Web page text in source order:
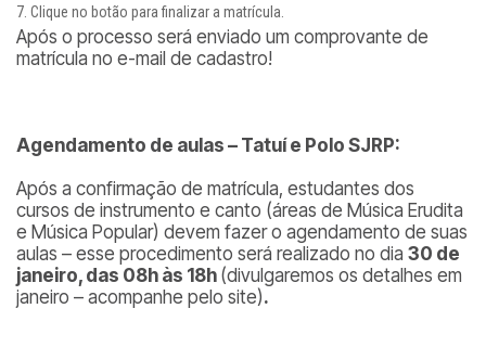
Clique no botão para finalizar a matrícula.
Após o processo será enviado um comprovante de
matrícula no e-mail de cadastro!
Agendamento de aulas – Tatuí e Polo SJRP:
Após a confirmação de matrícula, estudantes dos
cursos de instrumento e canto (áreas de Música Erudita
e Música Popular) devem fazer o agendamento de suas
aulas – esse procedimento será realizado no dia 30 de
janeiro, das 08h às 18h (divulgaremos os detalhes em
janeiro – acompanhe pelo site).